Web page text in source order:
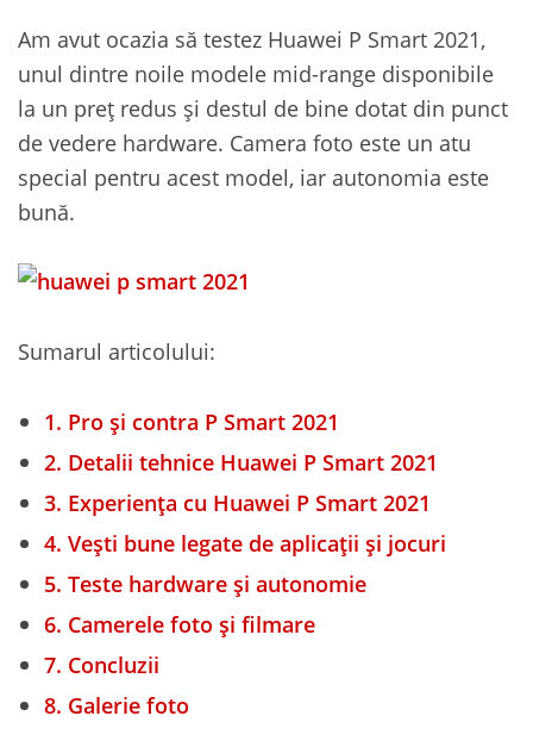
Am avut ocazia să testez Huawei P Smart 2021,
unul dintre noile modele mid-range disponibile
la un preț redus și destul de bine dotat din punct
de vedere hardware. Camera foto este un atu
special pentru acest model, iar autonomia este
bună.
Sumarul articolului:
1. Pro și contra P Smart 2021
2. Detalii tehnice Huawei P Smart 2021
3. Experiența cu Huawei P Smart 2021
4. Vești bune legate de aplicații și jocuri
5. Teste hardware și autonomie
6. Camerele foto și filmare
7. Concluzii
8. Galerie foto